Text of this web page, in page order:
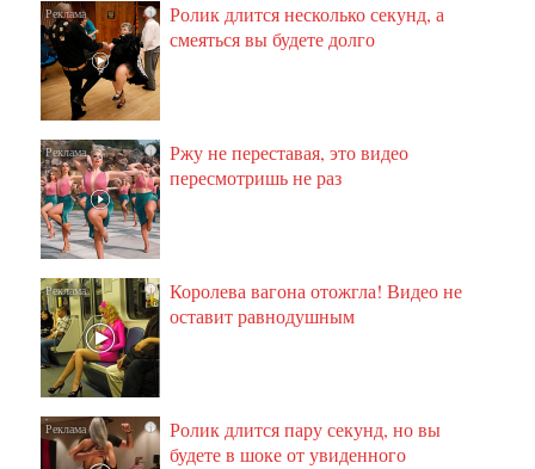
i
Ролик длится несколько секунд, а
смеяться вы будете долго
i
Ржу не переставая, это видео
пересмотришь не раз
i
Королева вагона отожгла! Видео не
оставит равнодушным
i
Ролик длится пару секунд, но вы
будете в шоке от увиденного